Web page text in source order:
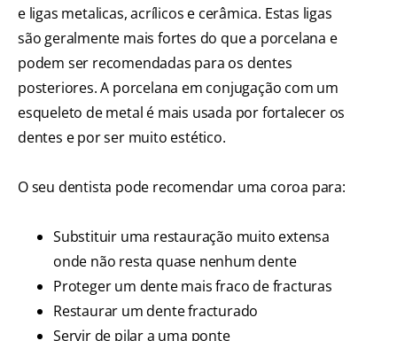
e ligas metalicas, acrílicos e cerâmica. Estas ligas
são geralmente mais fortes do que a porcelana e
podem ser recomendadas para os dentes
posteriores. A porcelana em conjugação com um
esqueleto de metal é mais usada por fortalecer os
dentes e por ser muito estético.
O seu dentista pode recomendar uma coroa para:
Substituir uma restauração muito extensa
onde não resta quase nenhum dente
Proteger um dente mais fraco de fracturas
Restaurar um dente fracturado
Servir de pilar a uma ponte